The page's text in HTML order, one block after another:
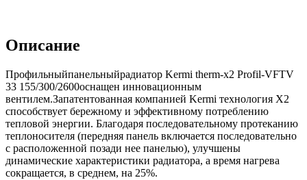
Описание
Профильныйпанельныйрадиатор Kermi therm-x2 Profil-VFTV
33 155/300/2600оснащен инновационным
вентилем.Запатентованная компанией Kermi технология X2
способствует бережному и эффективному потреблению
тепловой энергии. Благодаря последовательному протеканию
теплоносителя (передняя панель включается последовательно
с расположенной позади нее панелью), улучшены
динамические характеристики радиатора, а время нагрева
сокращается, в среднем, на 25%.